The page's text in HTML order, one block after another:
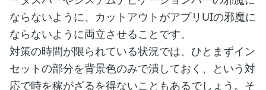
ならないように、カットアウトがアプリUIの邪魔に
ならないように両立させることです。
対策の時間が限られている状況では、ひとまずイン
セットの部分を背景色のみで潰しておく、という対
応で時を稼がざるを得ないこともあるでしょう。そ